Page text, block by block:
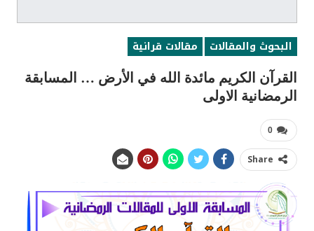
البحوث والمقالات مقالات قرانية
القرآن الكريم مائدة الله في الأرض … المسابقة
الرمضانية الاولى
0
Share